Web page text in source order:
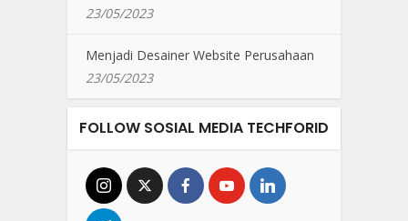
23/05/2023
Menjadi Desainer Website Perusahaan
23/05/2023
FOLLOW SOSIAL MEDIA TECHFORID